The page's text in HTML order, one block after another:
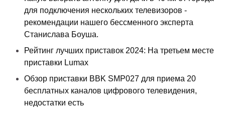
для подключения нескольких телевизоров -
рекомендации нашего бессменного эксперта
Станислава Боуша.
Рейтинг лучших приставок 2024: На третьем месте
приставки Lumax
Обзор приставки BBK SMP027 для приема 20
бесплатных каналов цифрового телевидения,
недостатки есть